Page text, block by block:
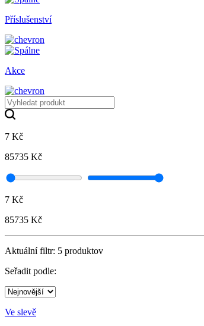
Příslušenství
Akce
7 Kč
85735 Kč
7 Kč
85735 Kč
Aktuální filtr: 5 produktov
Seřadit podle:
Ve slevě